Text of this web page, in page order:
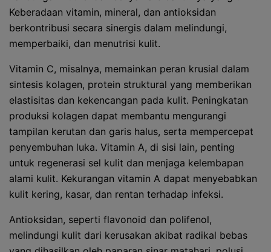
Keberadaan vitamin, mineral, dan antioksidan
berkontribusi secara sinergis dalam melindungi,
memperbaiki, dan menutrisi kulit.
Vitamin C, misalnya, memainkan peran krusial dalam
sintesis kolagen, protein struktural yang memberikan
elastisitas dan kekencangan pada kulit. Peningkatan
produksi kolagen dapat membantu mengurangi
tampilan kerutan dan garis halus, serta mempercepat
penyembuhan luka. Vitamin A, di sisi lain, penting
untuk regenerasi sel kulit dan menjaga kelembapan
alami kulit. Kekurangan vitamin A dapat menyebabkan
kulit kering, kasar, dan rentan terhadap infeksi.
Antioksidan, seperti flavonoid dan polifenol,
melindungi kulit dari kerusakan akibat radikal bebas